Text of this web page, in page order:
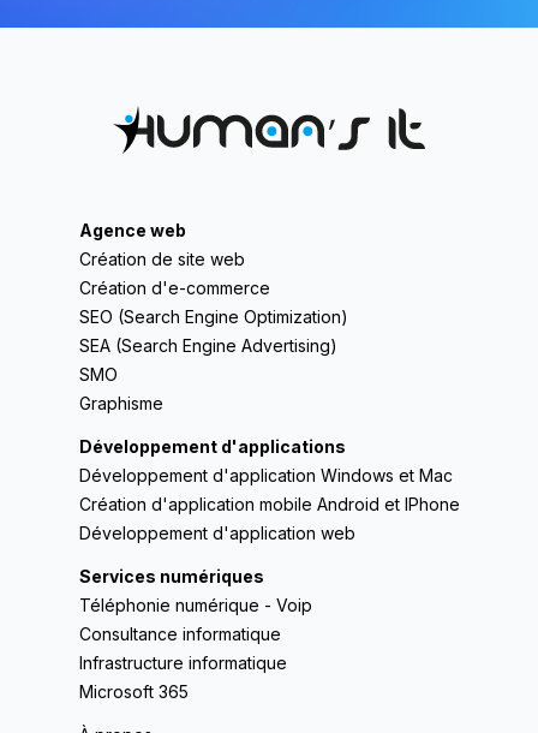
Agence web
Création de site web
Création d'e-commerce
SEO (Search Engine Optimization)
SEA (Search Engine Advertising)
SMO
Graphisme
Développement d'applications
Développement d'application Windows et Mac
Création d'application mobile Android et IPhone
Développement d'application web
Services numériques
Téléphonie numérique - Voip
Consultance informatique
Infrastructure informatique
Microsoft 365